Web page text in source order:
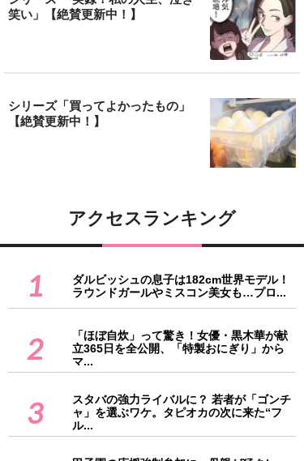
笑い」【絶賛更新中！】
シリーズ「買ってよかったもの」
【絶賛更新中！】
アクセスランキング
1
ダルビッシュの息子は182cm世界モデル！
ラウンドガールやミスコン美女も…プロ...
2
「ほぼ自炊」って驚き！女優・黒木華が献
立365日を全公開、「特製おにぎり」から
マ...
3
スタバの強力ライバルに？ 若者が「ゴンチ
ャ」を選ぶワケ。タピオカの次に来た“フ
ル...